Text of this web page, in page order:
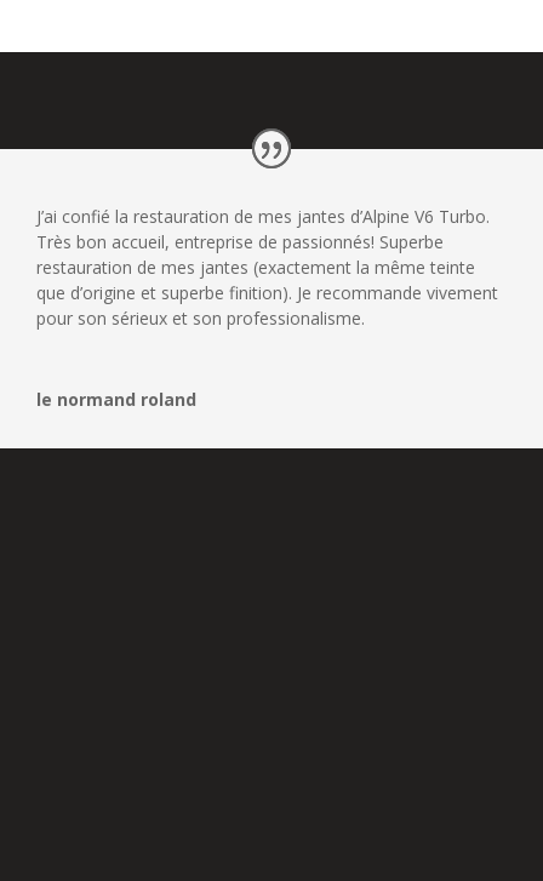
J’ai confié la restauration de mes jantes d’Alpine V6 Turbo.
Très bon accueil, entreprise de passionnés! Superbe
restauration de mes jantes (exactement la même teinte
que d’origine et superbe finition). Je recommande vivement
pour son sérieux et son professionalisme.
le normand roland